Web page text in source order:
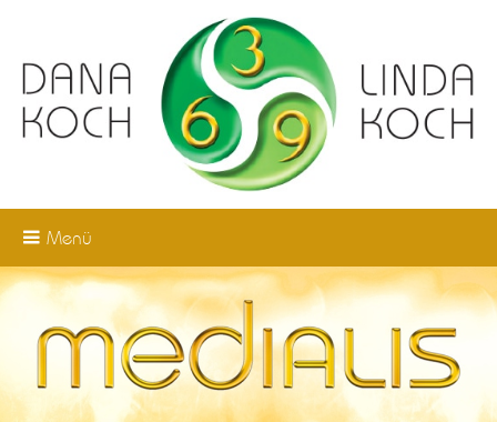
wechseln
Menü
Startseite
Bio- & Neurofeedback
Qigong
Praxis